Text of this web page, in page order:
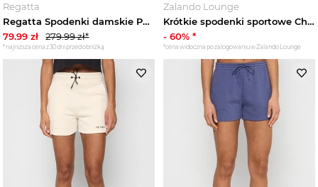
Regatta
Regatta Spodenki damskie Pentre Lite Niebieski
79.99 zł 279.99zł*
*najniższa cena z 30 dni przed obniżką
Zalando Lounge
Krótkie spodenki sportowe Champion khaki
- 60% *
*cena widoczna po zalogowaniu w Zalando Lounge